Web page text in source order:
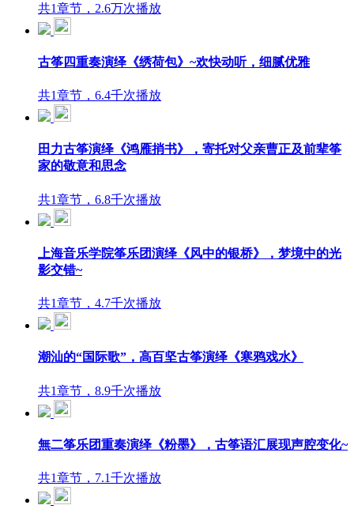
共1章节，2.6万次播放
古筝四重奏演绎《绣荷包》~欢快动听，细腻优雅
共1章节，6.4千次播放
田力古筝演绎《鸿雁捎书》，寄托对父亲曹正及前辈筝
家的敬意和思念
共1章节，6.8千次播放
上海音乐学院筝乐团演绎《风中的银桥》，梦境中的光
影交错~
共1章节，4.7千次播放
潮汕的“国际歌”，高百坚古筝演绎《寒鸦戏水》
共1章节，8.9千次播放
無二筝乐团重奏演绎《粉墨》，古筝语汇展现声腔变化~
共1章节，7.1千次播放